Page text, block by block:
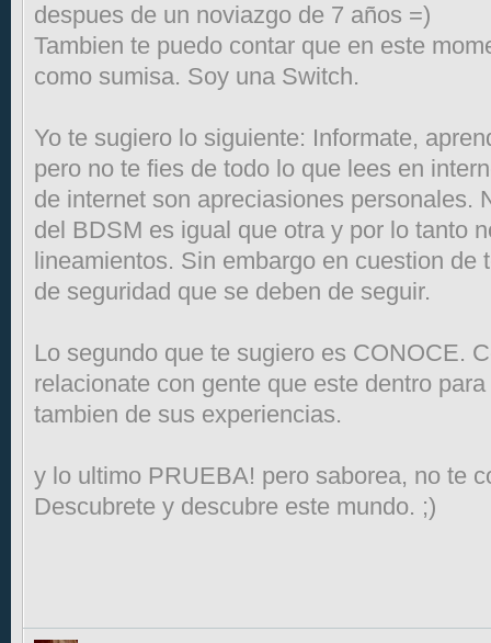
despues de un noviazgo de 7 años =)
Tambien te puedo contar que en este
como sumisa. Soy una Switch.
Yo te sugiero lo siguiente: Informate,
pero no te fies de todo lo que lees en
de internet son apreciasiones personales.
del BDSM es igual que otra y por lo tanto
lineamientos. Sin embargo en cuestion de
de seguridad que se deben de seguir.
Lo segundo que te sugiero es CONOCE.
relacionate con gente que este dentro
tambien de sus experiencias.
y lo ultimo PRUEBA! pero saborea, no te
Descubrete y descubre este mundo. ;)